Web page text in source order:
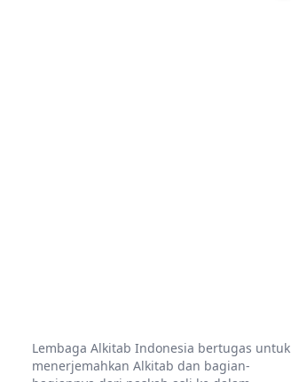
Lembaga Alkitab Indonesia bertugas untuk
menerjemahkan Alkitab dan bagian-